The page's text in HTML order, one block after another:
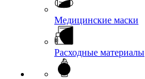
Медицинские маски
Расходные материалы